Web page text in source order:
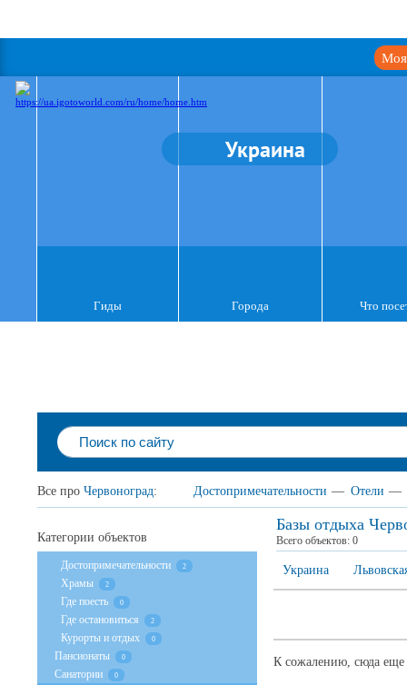
Моя
Украина
Гиды Города Что
Все про Червоноград: Достопримечательности — Отели —
Базы отдыха
Всего объектов: 0
Украина
К сожалению, сюда еще
Категории объектов
Достопримечательности 2
Храмы 2
Где поесть 0
Где остановиться 2
Курорты и отдых 0
Пансионаты 0
Санатории 0